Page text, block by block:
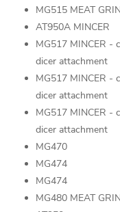
MG515 MEAT
AT950A MINCER
MG517 MINCER -
dicer attachment
MG517 MINCER -
dicer attachment
MG517 MINCER -
dicer attachment
MG470
MG474
MG474
MG480 MEAT